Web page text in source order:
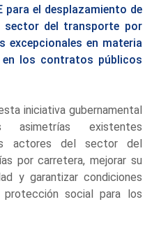
para el desplazamiento de
sector del transporte por
excepcionales en materia
en los contratos públicos
iniciativa gubernamental
asimetrías existentes
actores del sector del
por carretera, mejorar su
y garantizar condiciones
protección social para los